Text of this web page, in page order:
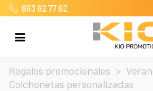
663 62 77 62
Regalos promocionales >
Colchonetas personalizadas